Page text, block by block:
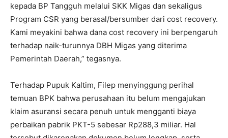
kepada BP Tangguh melalui SKK Migas dan sekaligus
Program CSR yang berasal/bersumber dari cost recovery.
Kami meyakini bahwa dana cost recovery ini berpengaruh
terhadap naik-turunnya DBH Migas yang diterima
Pemerintah Daerah,” tegasnya.
Terhadap Pupuk Kaltim, Filep menyinggung perihal
temuan BPK bahwa perusahaan itu belum mengajukan
klaim asuransi secara penuh untuk mengganti biaya
perbaikan pabrik PKT-5 sebesar Rp288,3 miliar. Hal